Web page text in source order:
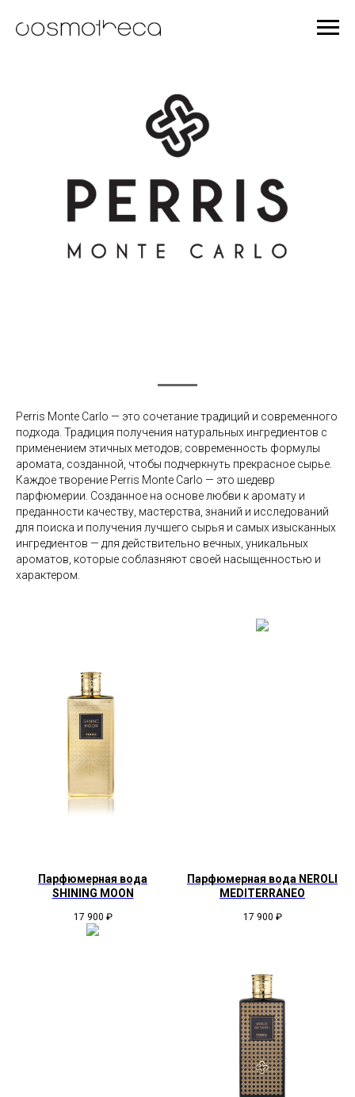
Perris Monte Carlo — это сочетание традиций и современного
подхода. Традиция получения натуральных ингредиентов с
применением этичных методов; современность формулы
аромата, созданной, чтобы подчеркнуть прекрасное сырье.
Каждое творение Perris Monte Carlo — это шедевр
парфюмерии. Созданное на основе любви к аромату и
преданности качеству, мастерства, знаний и исследований
для поиска и получения лучшего сырья и самых изысканных
ингредиентов — для действительно вечных, уникальных
ароматов, которые соблазняют своей насыщенностью и
характером.
Парфюмерная вода
SHINING MOON
17 900 ₽
Парфюмерная вода NEROLI
MEDITERRANEO
17 900 ₽